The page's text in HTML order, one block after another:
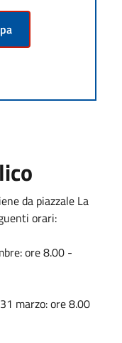
da piazzale La
orari:
ore 8.00 -
marzo: ore 8.00